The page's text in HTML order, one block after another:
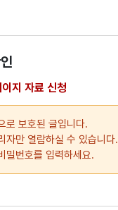
지 자료 신청
로 보호된 글입니다.
자만 열람하실 수 있습니다.
밀번호를 입력하세요.